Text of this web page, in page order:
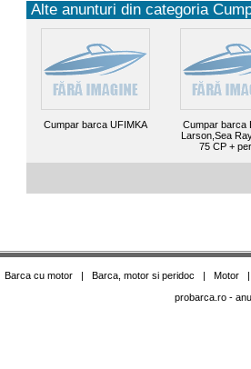
Alte anunturi din categoria
Cumpar barca UFIMKA
Cumpar barca
Larson,Sea
75 CP +
Barca cu motor| Barca, motor si peridoc | Motor
probarca.ro-